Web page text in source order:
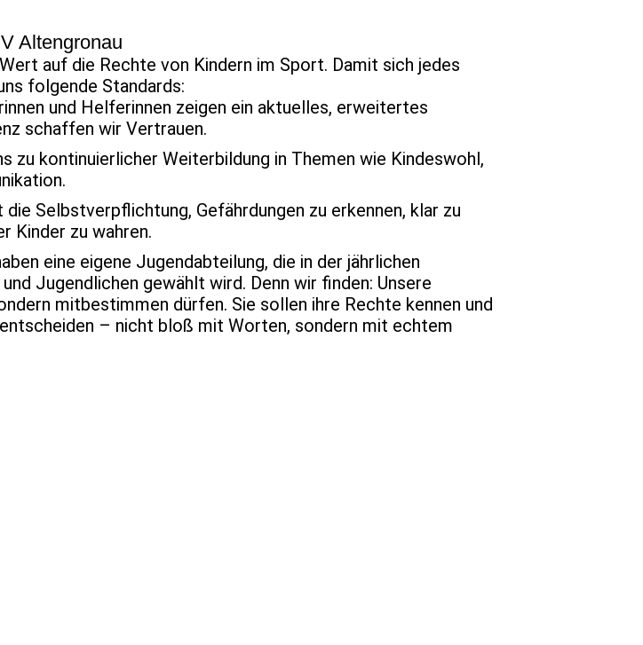
Altengronau
auf die Rechte von Kindern im Sport. Damit sich jedes
folgende Standards:
und Helferinnen zeigen ein aktuelles, erweitertes
schaffen wir Vertrauen.
zu kontinuierlicher Weiterbildung in Themen wie Kindeswohl,
Selbstverpflichtung, Gefährdungen zu erkennen, klar zu
Kinder zu wahren.
eine eigene Jugendabteilung, die in der jährlichen
Jugendlichen gewählt wird. Denn wir finden: Unsere
mitbestimmen dürfen. Sie sollen ihre Rechte kennen und
– nicht bloß mit Worten, sondern mit echtem